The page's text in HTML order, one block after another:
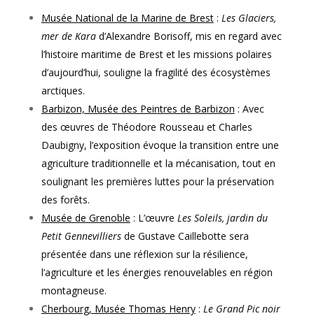
Musée National de la Marine de Brest: Les Glaciers,
mer de Karad’Alexandre Borisoff, mis en regard avec
l’histoire maritime de Brest et les missions polaires
d’aujourd’hui, souligne la fragilité des écosystèmes
arctiques.
Barbizon, Musée des Peintres de Barbizon : Avec
des œuvres de Théodore Rousseau et Charles
Daubigny, l’exposition évoque la transition entre une
agriculture traditionnelle et la mécanisation, tout en
soulignant les premières luttes pour la préservation
des forêts.
Musée de Grenoble : L’œuvre Les Soleils, jardin du
Petit Gennevilliersde Gustave Caillebotte sera
présentée dans une réflexion sur la résilience,
l’agriculture et les énergies renouvelables en région
montagneuse.
Cherbourg, Musée Thomas Henry: Le Grand Pic noir